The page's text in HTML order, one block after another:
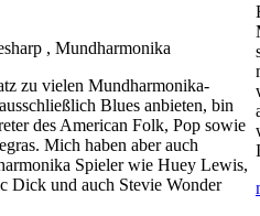
, Mundharmonika
zu vielen Mundharmonika-
Blues anbieten, bin
des American Folk, Pop sowie
Mich haben aber auch
Spieler wie Huey Lewis,
Dick und auch Stevie Wonder